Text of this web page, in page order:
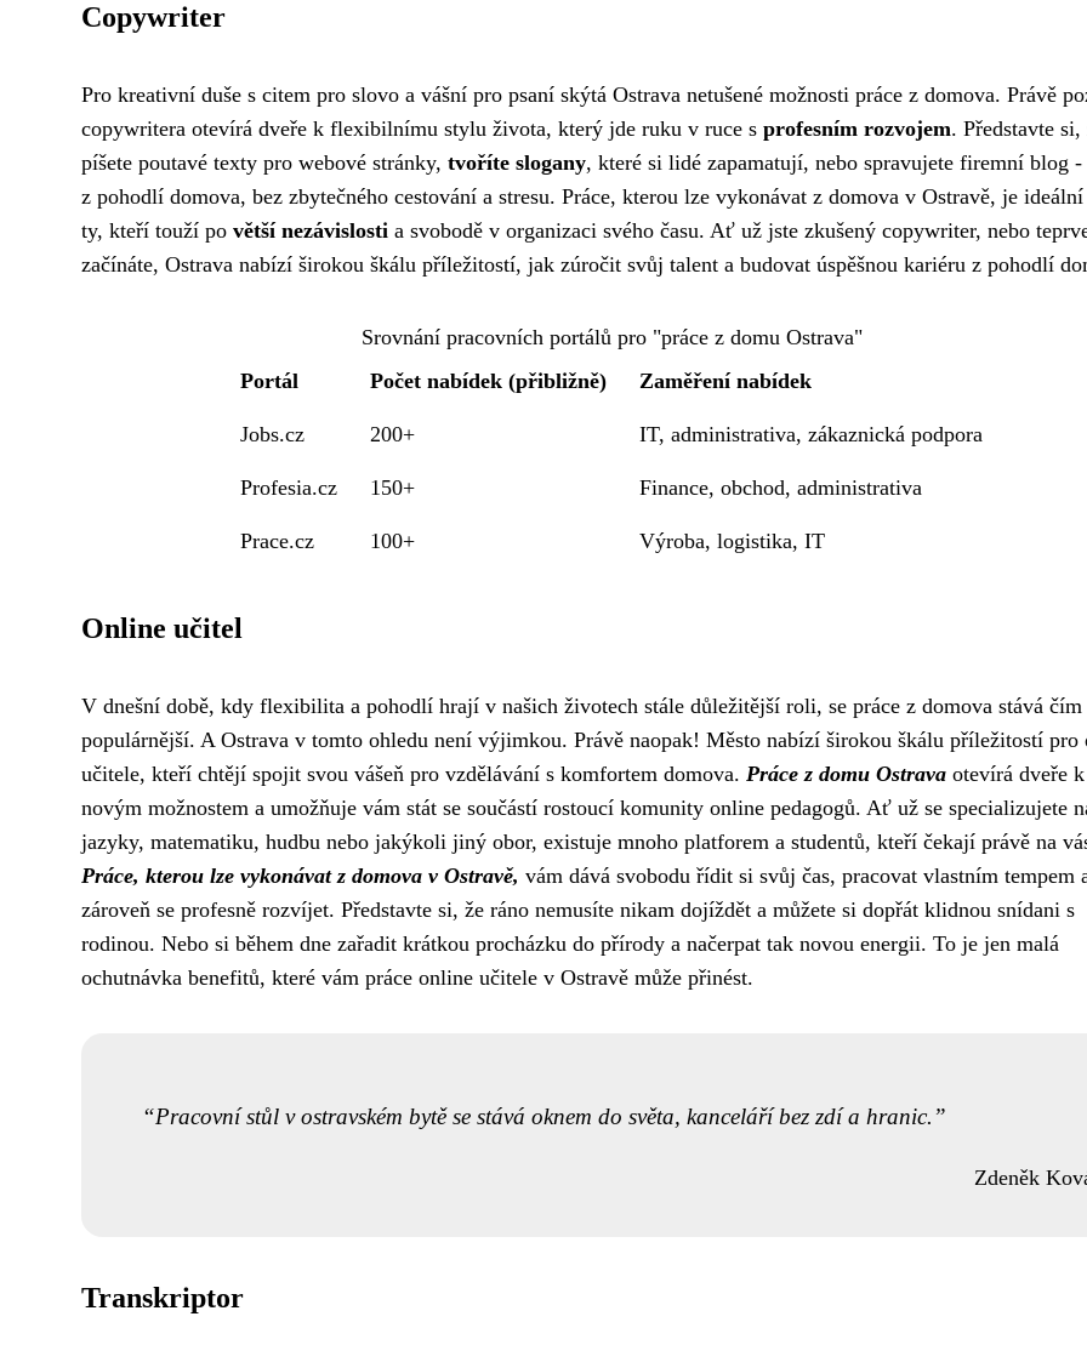
Copywriter
Pro kreativní duše s citem pro slovo a vášní pro psaní skýtá Ostrava netušené možnosti práce z domova. Právě
copywritera otevírá dveře k flexibilnímu stylu života, který jde ruku v ruce s profesním rozvojem. Představte si,
píšete poutavé texty pro webové stránky, tvoříte slogany, které si lidé zapamatují, nebo spravujete firemní blog -
z pohodlí domova, bez zbytečného cestování a stresu. Práce, kterou lze vykonávat z domova v Ostravě, je
ty, kteří touží po větší nezávislosti a svobodě v organizaci svého času. Ať už jste zkušený copywriter, nebo
začínáte, Ostrava nabízí širokou škálu příležitostí, jak zúročit svůj talent a budovat úspěšnou kariéru z pohodlí
Srovnání pracovních portálů pro "práce z domu Ostrava"
Portál
Počet nabídek (přibližně) Zaměření nabídek
Jobs.cz 200+ IT, administrativa, zákaznická podpora
Profesia.cz 150+ Finance, obchod, administrativa
Prace.cz 100+ Výroba, logistika, IT
Online učitel
V dnešní době, kdy flexibilita a pohodlí hrají v našich životech stále důležitější roli, se práce z domova stává čím
populárnější. A Ostrava v tomto ohledu není výjimkou. Právě naopak! Město nabízí širokou škálu příležitostí pro
učitele, kteří chtějí spojit svou vášeň pro vzdělávání s komfortem domova. Práce z domu Ostrava otevírá dveře k
novým možnostem a umožňuje vám stát se součástí rostoucí komunity online pedagogů. Ať už se specializujete
jazyky, matematiku, hudbu nebo jakýkoli jiný obor, existuje mnoho platforem a studentů, kteří čekají právě na
Práce, kterou lze vykonávat z domova v Ostravě, vám dává svobodu řídit si svůj čas, pracovat vlastním tempem
zároveň se profesně rozvíjet. Představte si, že ráno nemusíte nikam dojíždět a můžete si dopřát klidnou snídani s
rodinou. Nebo si během dne zařadit krátkou procházku do přírody a načerpat tak novou energii. To je jen malá
ochutnávka benefitů, které vám práce online učitele v Ostravě může přinést.
Pracovní stůl v ostravském bytě se stává oknem do světa, kanceláří bez zdí a hranic.
Zdeněk
Transkriptor